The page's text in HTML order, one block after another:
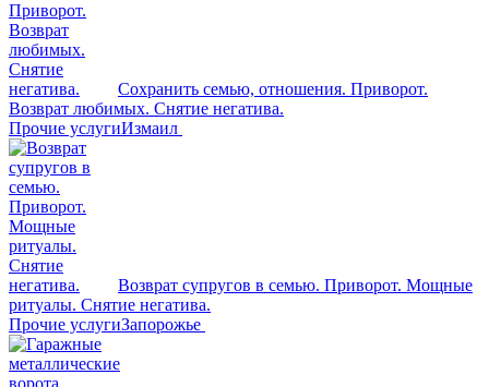
Сохранить семью, отношения. Приворот.
Возврат любимых. Снятие негатива.
Прочие услугиИзмаил
Возврат супругов в семью. Приворот. Мощные
ритуалы. Снятие негатива.
Прочие услугиЗапорожье